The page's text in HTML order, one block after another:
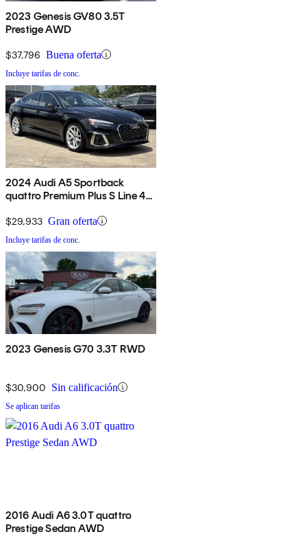
2023 Genesis GV80 3.5T
Prestige AWD
$37,796 Buena oferta
Incluye tarifas de conc.
2024 Audi A5 Sportback
quattro Premium Plus S Line 45
$29,933 Gran oferta
Incluye tarifas de conc.
2023 Genesis G70 3.3T RWD
$30,900 Sin calificación
Se aplican tarifas
2016 Audi A6 3.0T quattro
Prestige Sedan AWD